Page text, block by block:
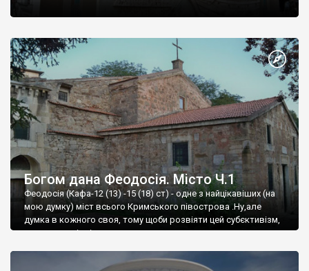
Богом дана Феодосія. Місто Ч.1
Феодосія (Кафа-12 (13) -15 (18) ст) - одне з найцікавіших (на
мою думку) міст всього Кримського півострова .Ну,але
думка в кожного своя, тому щоби розвіяти цей субєктивізм,
запрошую відвідати це